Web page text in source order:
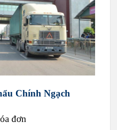
Chính Ngạch
đơn